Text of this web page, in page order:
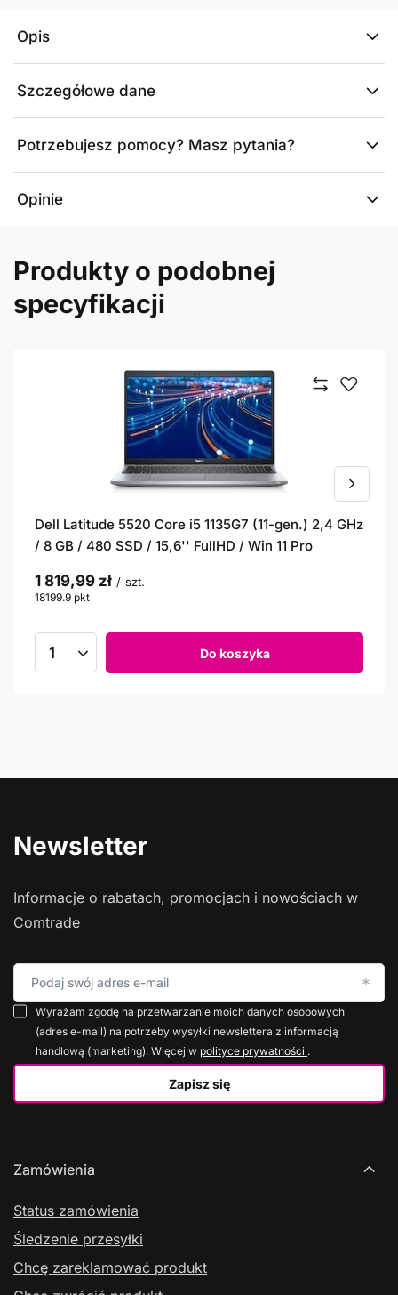
Opis
Szczegółowe dane
Potrzebujesz pomocy? Masz pytania?
Opinie
Produkty o podobnej
specyfikacji
Dell Latitude 5520 Core i5 1135G7 (11-gen.) 2,4 GHz
/ 8 GB / 480 SSD / 15,6'' FullHD / Win 11 Pro
1 819,99 zł / szt.
18199.9 pkt
Do koszyka
Newsletter
Informacje o rabatach, promocjach i nowościach w
Comtrade
Podaj swój adres e-mail
Zapisz się
Wyrażam zgodę na przetwarzanie moich danych osobowych
(adres e-mail) na potrzeby wysyłki newslettera z informacją
handlową (marketing). Więcej w polityce prywatności .
Zamówienia
Status zamówienia
Śledzenie przesyłki
Chcę zareklamować produkt